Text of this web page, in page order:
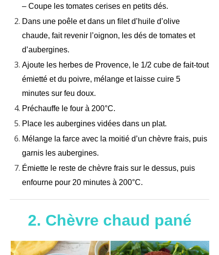
– Coupe les tomates cerises en petits dés.
Dans une poêle et dans un filet d’huile d’olive
chaude, fait revenir l’oignon, les dés de tomates et
d’aubergines.
Ajoute les herbes de Provence, le 1/2 cube de fait-tout
émietté et du poivre, mélange et laisse cuire 5
minutes sur feu doux.
Préchauffe le four à 200°C.
Place les aubergines vidées dans un plat.
Mélange la farce avec la moitié d’un chèvre frais, puis
garnis les aubergines.
Émiette le reste de chèvre frais sur le dessus, puis
enfourne pour 20 minutes à 200°C.
2. Chèvre chaud pané